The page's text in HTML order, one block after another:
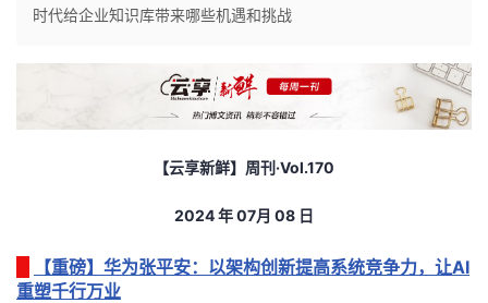
者
时代给企业知识库带来哪些机遇和挑战
【云享新鲜】周刊 ·Vol.170
2024年07月 08 日
【重磅】华为张平安：以架构创新提高系统竞争力，让AI
重塑千行万业